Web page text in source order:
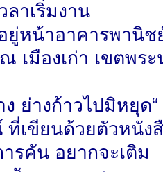
ลาเริ่มงาน
ยู่หน้าอาคารพานิ
เมืองเก่า เขตพร
ย่างก้าวไปมิหยุด“
เขียนด้วยตัวหนัง
รคัน อยากจะเติม